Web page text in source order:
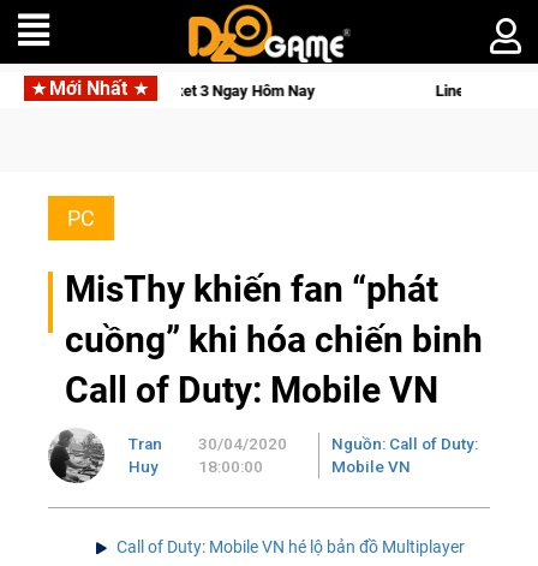
Mới Nhất
3 Ngay Hôm Nay Lineage W – Quyền lực và tài phú
PC
MisThy khiến fan “phát
cuồng” khi hóa chiến binh
Call of Duty: Mobile VN
Tran
Huy
30/04/2020
18:00:00
Nguồn: Call of Duty:
Mobile VN
Call of Duty: Mobile VN hé lộ bản đồ Multiplayer